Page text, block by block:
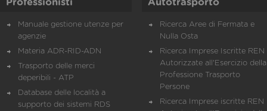
Professionisti
Manuale gestione utenze per
agenzie
Materia ADR-RID-ADN
Trasporto delle merci
deperibili - ATP
Database delle località a
supporto dei sistemi RDS
Autotrasporto
Ricerca Aree di Fermata e
Nulla Osta
Ricerca Imprese Iscritte REN
Autorizzate all'Esercizio della
Professione Trasporto
Persone
Ricerca Imprese iscritte REN